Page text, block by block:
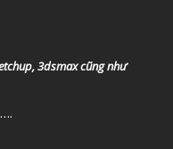
3dsmax cũng như